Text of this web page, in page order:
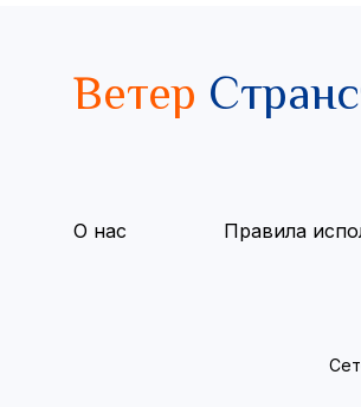
Ветер
О нас Правила